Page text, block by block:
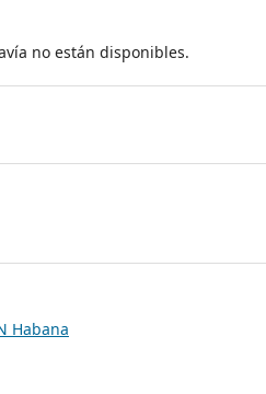
no están disponibles.
Habana